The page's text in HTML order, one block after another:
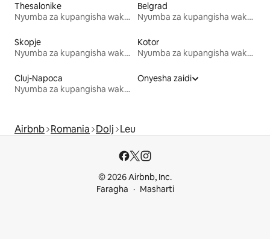
Thesalonike
Nyumba za kupangisha wakati wa likizo
Belgrad
Nyumba za kupangisha wakati wa likizo
Skopje
Nyumba za kupangisha wakati wa likizo
Kotor
Nyumba za kupangisha wakati wa likizo
Cluj-Napoca
Nyumba za kupangisha wakati wa likizo
Onyesha zaidi
Airbnb Romania Dolj Leu
© 2026 Airbnb, Inc.
Faragha
Masharti